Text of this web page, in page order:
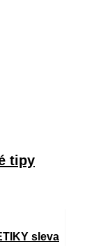
tipy
sleva